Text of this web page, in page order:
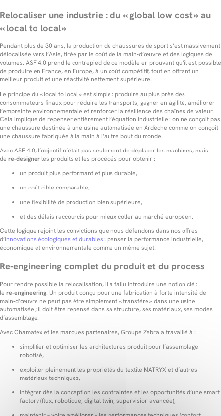
Relocaliser une industrie : du « global low cost » au
« local to local »
Pendant plus de 30 ans, la production de chaussures de sport s’est massivement
délocalisée vers l’Asie, tirée par le coût de la main‑d’œuvre et des logiques de
volumes. ASF 4.0 prend le contrepied de ce modèle en prouvant qu’il est possible
de produire en France, en Europe, à un coût compétitif, tout en offrant un
meilleur produit et une réactivité nettement supérieure.
Le principe du « local to local » est simple : produire au plus près des
consommateurs finaux pour réduire les transports, gagner en agilité, améliorer
l’empreinte environnementale et renforcer la résilience des chaînes de valeur.
Cela implique de repenser entièrement l’équation industrielle : on ne conçoit pas
une chaussure destinée à une usine automatisée en Ardèche comme on conçoit
une chaussure fabriquée à la main à l’autre bout du monde.
Avec ASF 4.0, l’objectif n’était pas seulement de déplacer les machines, mais
de re‑designer les produits et les procédés pour obtenir :
un produit plus performant et plus durable,
un coût cible comparable,
une flexibilité de production bien supérieure,
et des délais raccourcis pour mieux coller au marché européen.
Cette logique rejoint les convictions que nous défendons dans nos offres
d’innovations écologiques et durables : penser la performance industrielle,
économique et environnementale comme un même sujet.
Re‑engineering complet du produit et du process
Pour rendre possible la relocalisation, il a fallu introduire une notion clé :
le re‑engineering. Un produit conçu pour une fabrication à forte intensité de
main‑d’œuvre ne peut pas être simplement « transféré » dans une usine
automatisée ; il doit être repensé dans sa structure, ses matériaux, ses modes
d’assemblage.
Avec Chamatex et les marques partenaires, Groupe Zebra a travaillé à :
simplifier et optimiser les architectures produit pour l’assemblage
robotisé,
exploiter pleinement les propriétés du textile MATRYX et d’autres
matériaux techniques,
intégrer dès la conception les contraintes et les opportunités d’une smart
factory (flux, robotique, digital twin, supervision avancée),